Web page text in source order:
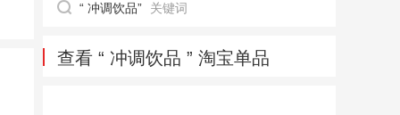
“ 冲调饮品” 关键词
查看 “ 冲调饮品 ” 淘宝单品